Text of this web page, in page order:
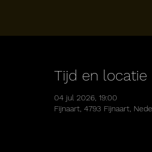
Tijd en locatie
04 jul 2026, 19:00
Fijnaart, 4793 Fijnaart,